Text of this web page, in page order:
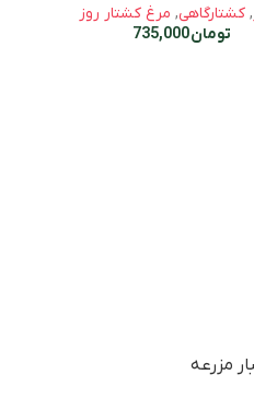
, کشتارگاهی, مرغ کشتار روز
تومان
مزرعه